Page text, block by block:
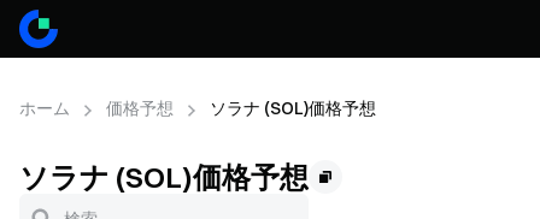
ホーム 価格予想 ソラナ (SOL)価格予想
ソラナ (SOL)価格予想